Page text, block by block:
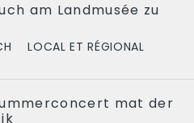
am Landmusée zu
LOCAL ET RÉGIONAL
mat der